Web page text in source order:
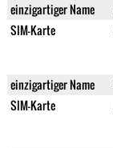
einzigartiger Name
SIM-Karte
einzigartiger Name
SIM-Karte